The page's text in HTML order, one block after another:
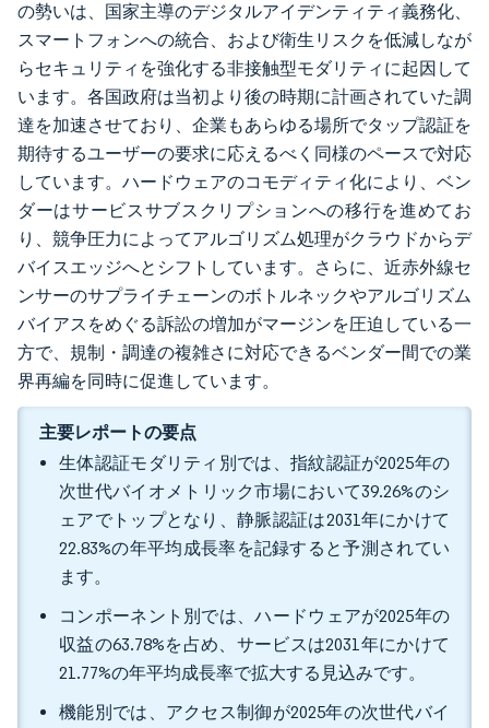
の勢いは、国家主導のデジタルアイデンティティ義務化、
スマートフォンへの統合、および衛生リスクを低減しなが
らセキュリティを強化する非接触型モダリティに起因して
います。各国政府は当初より後の時期に計画されていた調
達を加速させており、企業もあらゆる場所でタップ認証を
期待するユーザーの要求に応えるべく同様のペースで対応
しています。ハードウェアのコモディティ化により、ベン
ダーはサービスサブスクリプションへの移行を進めてお
り、競争圧力によってアルゴリズム処理がクラウドからデ
バイスエッジへとシフトしています。さらに、近赤外線セ
ンサーのサプライチェーンのボトルネックやアルゴリズム
バイアスをめぐる訴訟の増加がマージンを圧迫している一
方で、規制・調達の複雑さに対応できるベンダー間での業
界再編を同時に促進しています。
主要レポートの要点
生体認証モダリティ別では、指紋認証が2025年の
次世代バイオメトリック市場において39.26%のシ
ェアでトップとなり、静脈認証は2031年にかけて
22.83%の年平均成長率を記録すると予測されてい
ます。
コンポーネント別では、ハードウェアが2025年の
収益の63.78%を占め、サービスは2031年にかけて
21.77%の年平均成長率で拡大する見込みです。
機能別では、アクセス制御が2025年の次世代バイ